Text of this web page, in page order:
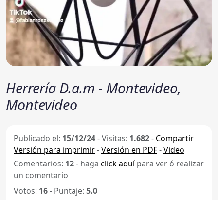
Herrería D.a.m - Montevideo,
Montevideo
Publicado el: 15/12/24-Visitas: 1.682- Compartir
Versión para imprimir-Versión en PDF-Video
Comentarios: 12- haga click aquípara ver ó realizar
un comentario
Votos: 16- Puntaje: 5.0